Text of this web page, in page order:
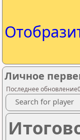
Личное
Последнее
Search for player